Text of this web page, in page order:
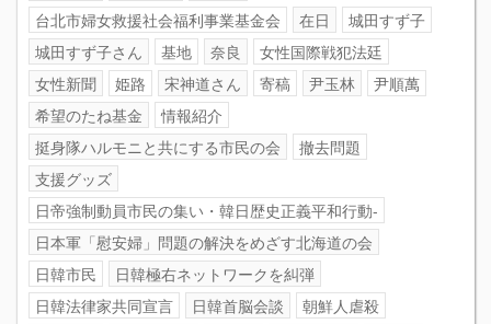
台北市婦女救援社会福利事業基金会
在日
城田すず子
城田すず子さん
基地 奈良
女性国際戦犯法廷
女性新聞
姫路 宋神道さん 寄稿 尹玉林
尹順萬
希望のたね基金
情報紹介
挺身隊ハルモニと共にする市民の会
撤去問題
支援グッズ
日帝強制動員市民の集い・韓日歴史正義平和行動-
日本軍「慰安婦」問題の解決をめざす北海道の会
日韓市民
日韓極右ネットワークを糾弾
日韓法律家共同宣言
日韓首脳会談
朝鮮人虐殺